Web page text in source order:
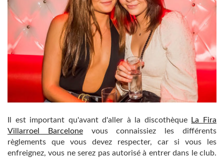
Il est important qu'avant d'aller à la discothèque
La Fira
Villarroel Barcelonevous connaissiez les différents
règlements que vous devez respecter, car si vous les
enfreignez, vous ne serez pas autorisé à entrer dans le club.